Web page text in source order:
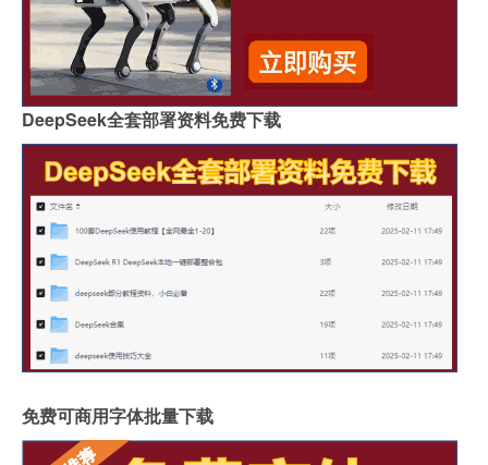
DeepSeek全套部署资料免费下载
免费可商用字体批量下载